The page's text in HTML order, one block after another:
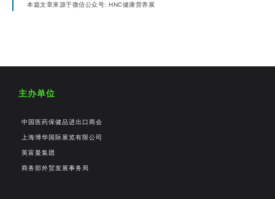
本篇文章来源于微信公众号: HNC健康营养展
主办单位
中国医药保健品进出口商会
上海博华国际展览有限公司
英富曼集团
商务部外贸发展事务局